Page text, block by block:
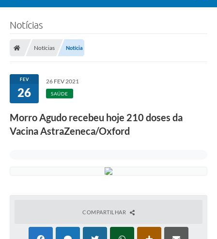
Notícias
Notícias Notícia
FEV
26
26 FEV 2021
SAÚDE
Morro Agudo recebeu hoje 210 doses da
Vacina AstraZeneca/Oxford
COMPARTILHAR